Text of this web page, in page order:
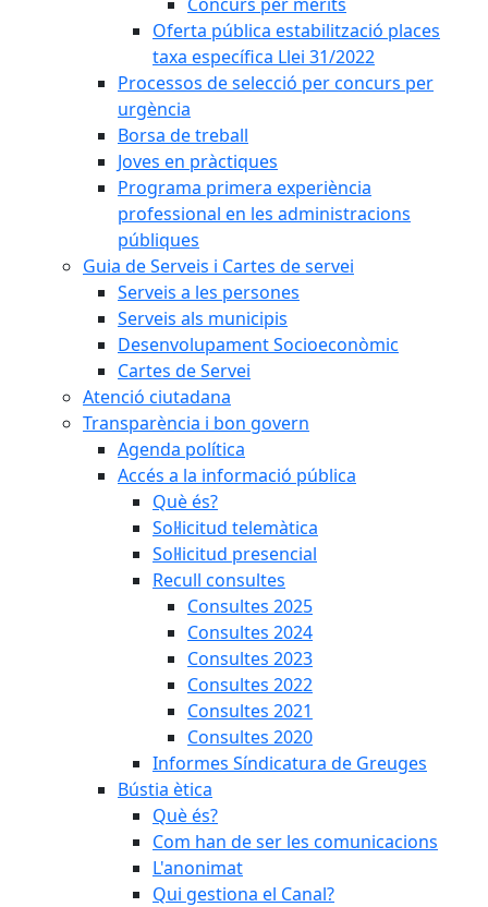
Oferta pública estabilització places
taxa específica Llei 31/2022
Processos de selecció per concurs per
urgència
Borsa de treball
Joves en pràctiques
Programa primera experiència
professional en les administracions
públiques
Guia de Serveis i Cartes de servei
Serveis a les persones
Serveis als municipis
Desenvolupament Socioeconòmic
Cartes de Servei
Atenció ciutadana
Transparència i bon govern
Agenda política
Accés a la informació pública
Què és?
Sol·licitud telemàtica
Sol·licitud presencial
Recull consultes
Consultes 2025
Consultes 2024
Consultes 2023
Consultes 2022
Consultes 2021
Consultes 2020
Informes Síndicatura de Greuges
Bústia ètica
Què és?
Com han de ser les comunicacions
L'anonimat
Qui gestiona el Canal?